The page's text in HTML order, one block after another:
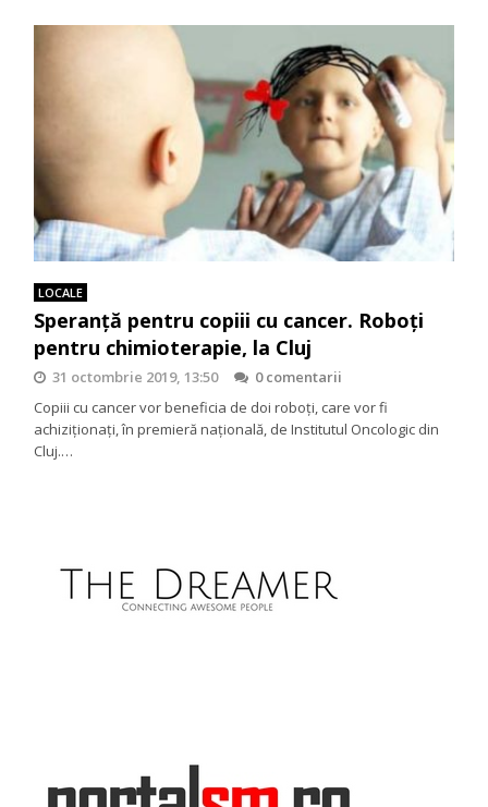
LOCALE
Speranţă pentru copiii cu cancer. Roboţi
pentru chimioterapie, la Cluj
31 octombrie 2019, 13:50
0 comentarii
Copiii cu cancer vor beneficia de doi roboţi, care vor fi
achiziţionaţi, în premieră naţională, de Institutul Oncologic din
Cluj.…